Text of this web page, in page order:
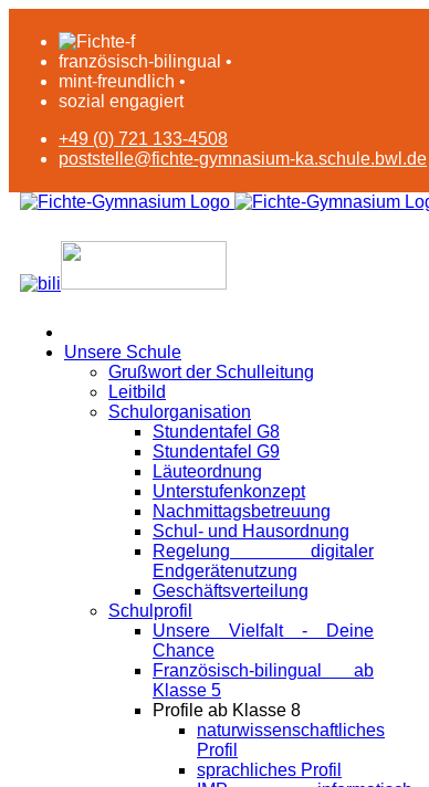
französisch-bilingual •
mint-freundlich •
sozial engagiert
+49 (0) 721 133-4508
poststelle@fichte-gymnasium-ka.schule.bwl.de
Unsere Schule
Grußwort der Schulleitung
Leitbild
Schulorganisation
Stundentafel G8
Stundentafel G9
Läuteordnung
Unterstufenkonzept
Nachmittagsbetreuung
Schul- und Hausordnung
Regelung digitaler
Endgeräte­nutzung
Geschäftsverteilung
Schulprofil
Unsere Vielfalt - Deine
Chance
Französisch-bilingual ab
Klasse 5
Profile ab Klasse 8
naturwissenschaftliches
Profil
sprachliches Profil